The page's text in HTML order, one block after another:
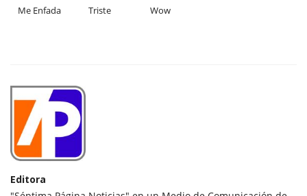
Me Enfada Triste Wow
Editora